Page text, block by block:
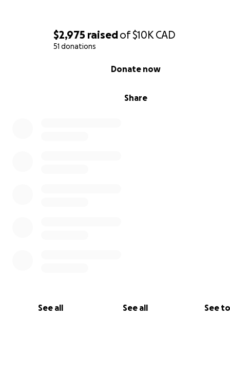
$2,975 raisedof$10K CAD
51 donations
Share
Donate now
See all See all See